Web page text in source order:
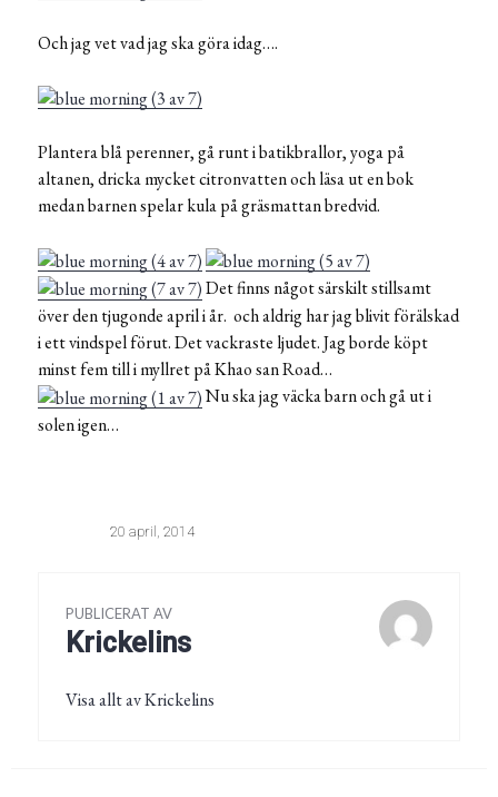
Och jag vet vad jag ska göra idag….
Plantera blå perenner, gå runt i batikbrallor, yoga på
altanen, dricka mycket citronvatten och läsa ut en bok
medan barnen spelar kula på gräsmattan bredvid.
Det finns något särskilt stillsamt
över den tjugonde april i år. och aldrig har jag blivit förälskad
i ett vindspel förut. Det vackraste ljudet. Jag borde köpt
minst fem till i myllret på Khao san Road…
Nu ska jag väcka barn och gå ut i
solen igen…
20 april, 2014
PUBLICERAT AV
Krickelins
Visa allt av Krickelins